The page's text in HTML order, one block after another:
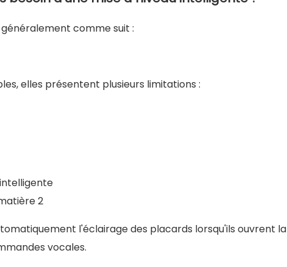
comme suit :
elles présentent plusieurs limitations :
l'éclairage des placards lorsqu'ils ouvrent la
vocales.